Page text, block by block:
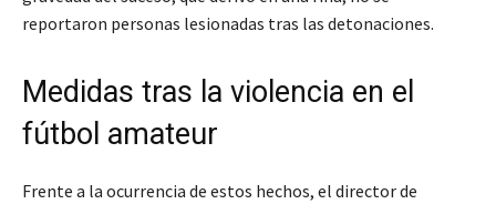
reportaron personas lesionadas tras las detonaciones.
Medidas tras la violencia en el
fútbol amateur
Frente a la ocurrencia de estos hechos, el director de